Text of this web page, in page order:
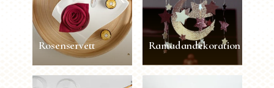
Rosenservett
Rosenservett
Ramadandekoration